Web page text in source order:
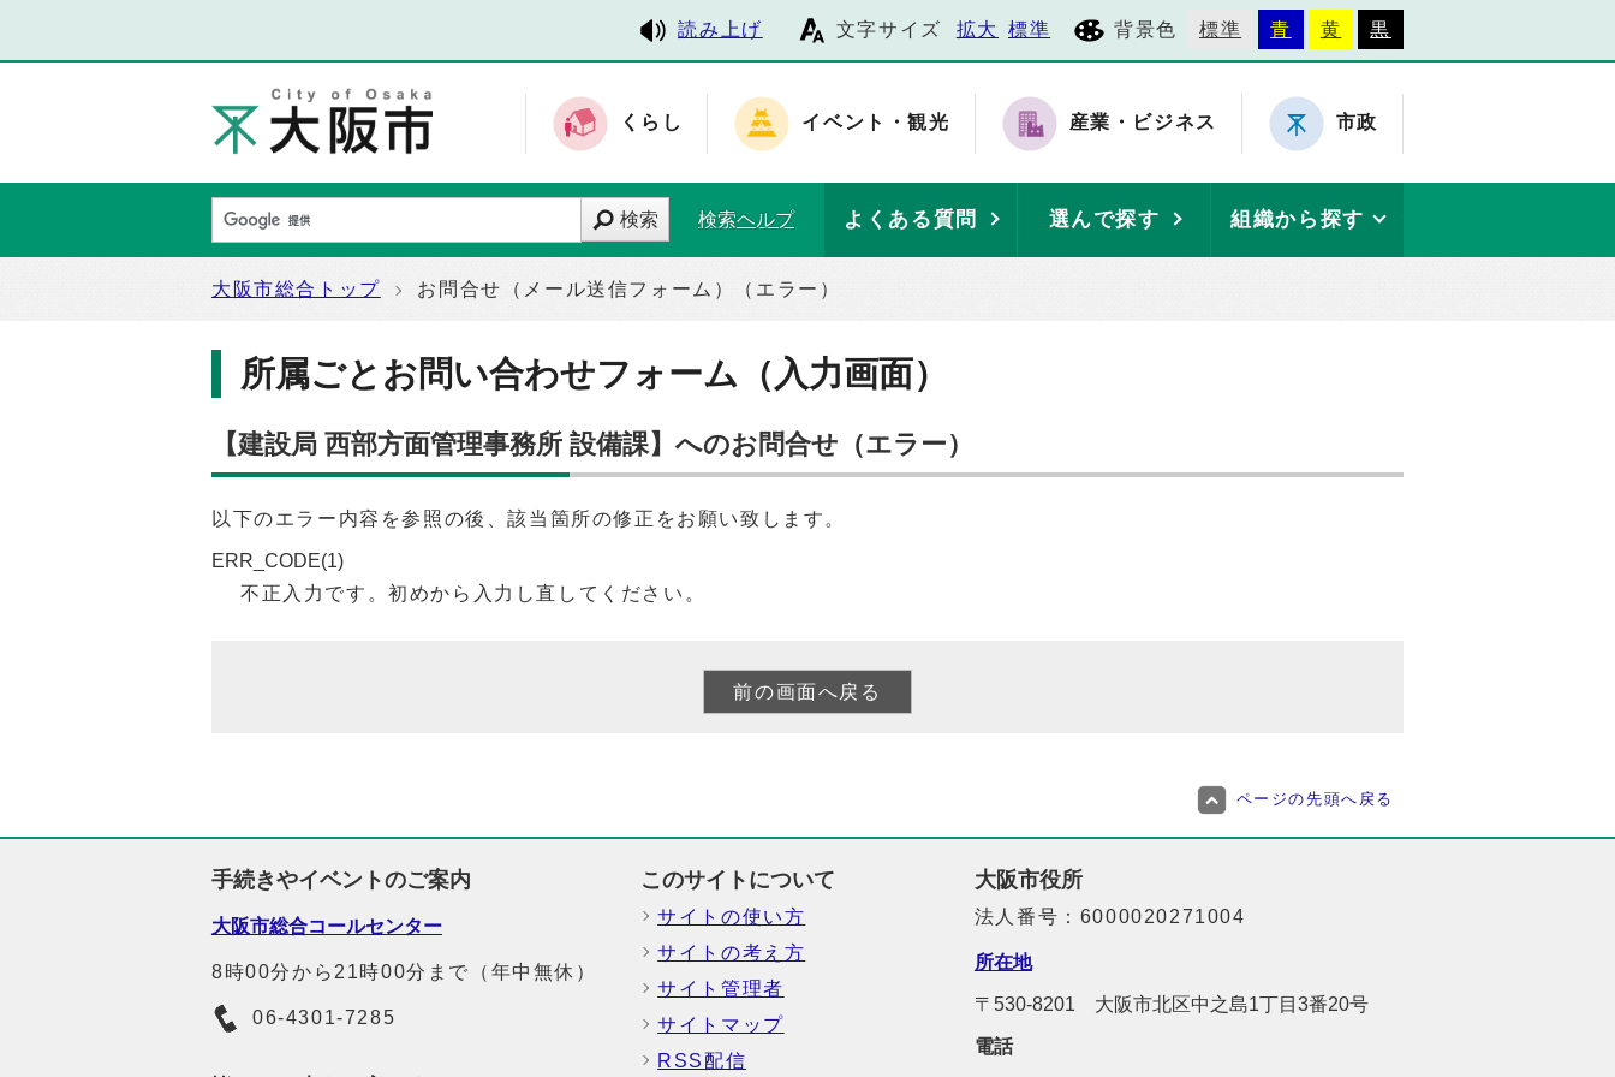
読み上げ 文字サイズ 拡大 標準 背景色 標準 青 黄 黒
くらし イベント・観光 産業・ビジネス 市政
検索 検索ヘルプ よくある質問 選んで探す 組織から探す
大阪市総合トップ お問合せ（メール送信フォーム）（エラー）
所属ごとお問い合わせフォーム（入力画面）
【建設局 西部方面管理事務所 設備課】へのお問合せ（エラー）
以下のエラー内容を参照の後、該当箇所の修正をお願い致します。
ERR_CODE(1)
不正入力です。初めから入力し直してください。
ページの先頭へ戻る
手続きやイベントのご案内
大阪市総合コールセンター
8時00分から21時00分まで（年中無休）
06-4301-7285
このサイトについて
サイトの使い方
サイトの考え方
サイト管理者
サイトマップ
RSS配信
大阪市役所
法人番号：6000020271004
所在地
〒530-8201 大阪市北区中之島1丁目3番20号
電話